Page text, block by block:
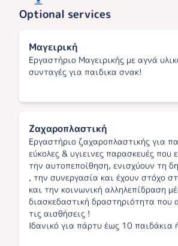
Optional services
Μαγειρική
Εργαστήριο Μαγειρικής με αγνά
συνταγές για παιδικα σνακ!
Ζαχαροπλαστική
Εργαστήριο ζαχαροπλαστικής για
εύκολες & υγιεινες παρασκευές που
την αυτοπεποίθηση, ενισχύουν τη
, την συνεργασία και έχουν στόχο
και την κοινωνική αλληλεπίδραση
διασκεδαστική δραστηριότητα που
τις αισθήσεις !
Ιδανικό για πάρτυ έως 10 παιδάκια